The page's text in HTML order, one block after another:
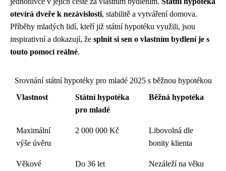
otevírá dveře k nezávislosti, stabilitě a vytváření domova.
Příběhy mladých lidí, kteří již státní hypotéku využili, jsou
inspirativní a dokazují, že splnit si sen o vlastním bydlení je s
touto pomocí reálné.
Srovnání státní hypotéky pro mladé 2025 s běžnou hypotékou
Vlastnost
Státní hypotéka
pro mladé
Běžná hypotéka
Maximální
výše úvěru
2 000 000 Kč
Libovolná dle
bonity klienta
Věkové
Do 36 let Nezáleží na věku